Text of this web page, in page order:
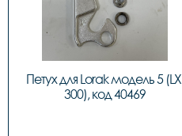
Петух для Lorak модель 5 (LX
300), код 40469